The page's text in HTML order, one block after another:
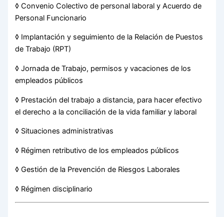
◊ Convenio Colectivo de personal laboral y Acuerdo de
Personal Funcionario
◊ Implantación y seguimiento de la Relación de Puestos
de Trabajo (RPT)
◊ Jornada de Trabajo, permisos y vacaciones de los
empleados públicos
◊ Prestación del trabajo a distancia, para hacer efectivo
el derecho a la conciliación de la vida familiar y laboral
◊ Situaciones administrativas
◊ Régimen retributivo de los empleados públicos
◊ Gestión de la Prevención de Riesgos Laborales
◊ Régimen disciplinario